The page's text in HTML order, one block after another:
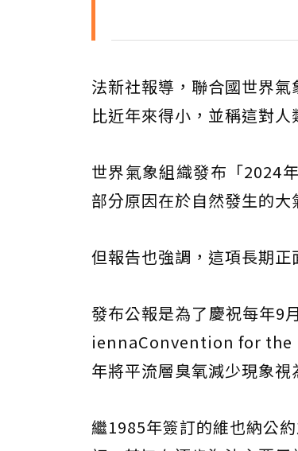
法新社報導，聯合國世界
比近年來得小，並稱這對
世界氣象組織發布「2024
部分原因在於自然發生的
但報告也強調，這項長期正
發布公報是為了慶祝每年9
iennaConvention for the
年將平流層臭氧減少現象視
繼1985年簽訂的維也納公